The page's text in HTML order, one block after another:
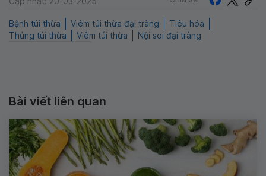
Bệnh túi thừa Viêm túi thừa đại tràng
Tiêu hóa
Thủng túi thừa
Viêm túi thừa Nội soi đại tràng
Bài viết liên quan